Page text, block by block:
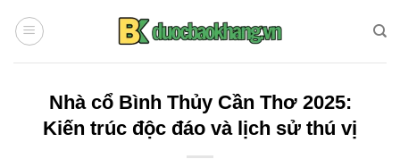
đến
Nhà cổ Bình Thủy Cần Thơ 2025:
Kiến trúc độc đáo và lịch sử thú vị